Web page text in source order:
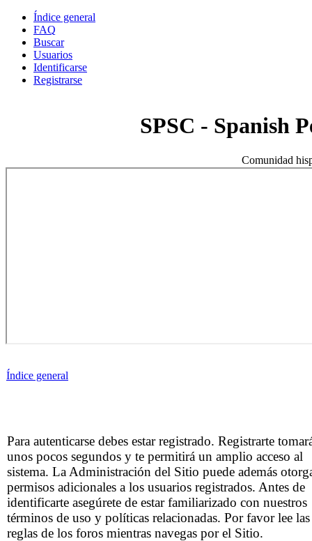
Índice general
FAQ
Buscar
Usuarios
Identificarse
Registrarse
SPSC - Spanish
Comunidad
Índice general
Para autenticarse debes estar registrado. Registrarte
unos pocos segundos y te permitirá un amplio acceso al
sistema. La Administración del Sitio puede además
permisos adicionales a los usuarios registrados. Antes de
identificarte asegúrete de estar familiarizado con nuestros
términos de uso y políticas relacionadas. Por favor lee las
reglas de los foros mientras navegas por el Sitio.